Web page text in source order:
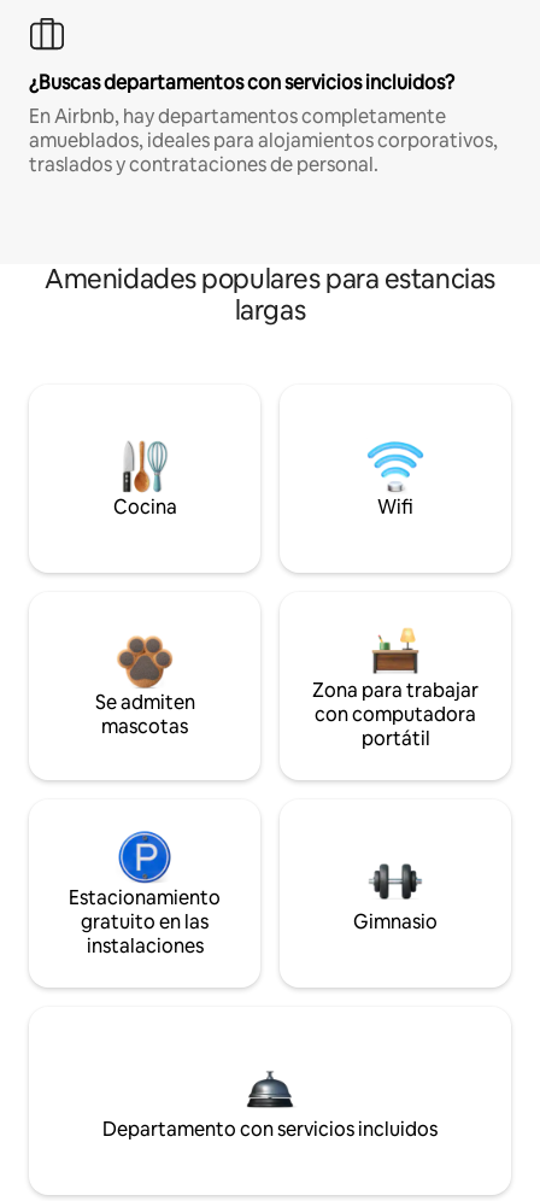
¿Buscas departamentos con servicios incluidos?
En Airbnb, hay departamentos completamente
amueblados, ideales para alojamientos corporativos,
traslados y contrataciones de personal.
Amenidades populares para estancias
largas
Cocina Wifi
Se admiten
mascotas
Zona para trabajar
con computadora
portátil
Estacionamiento
gratuito en las
instalaciones
Gimnasio
Departamento con servicios incluidos